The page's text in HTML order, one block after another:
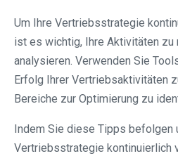
Um Ihre Vertriebsstrategie
ist es wichtig, Ihre Aktivitäten zu
analysieren. Verwenden Sie
Erfolg Ihrer Vertriebsaktivitäten
Bereiche zur Optimierung zu
Indem Sie diese Tipps befolgen
Vertriebsstrategie kontinuierlich